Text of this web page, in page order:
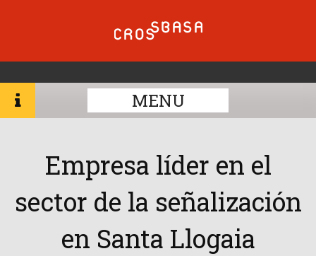
MENU
Empresa líder en el
sector de la señalización
en Santa Llogaia